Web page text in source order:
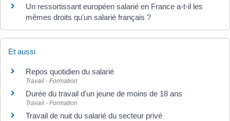
Un ressortissant européen salarié en France a-t-il les
mêmes droits qu'un salarié français ?
Et aussi
Repos quotidien du salarié
Travail - Formation
Durée du travail d'un jeune de moins de 18 ans
Travail - Formation
Travail de nuit du salarié du secteur privé